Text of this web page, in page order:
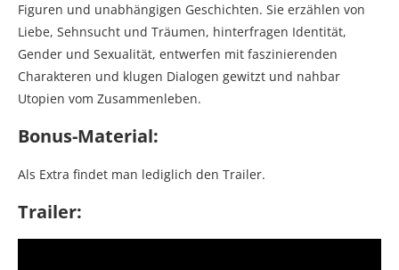
Figuren und unabhängigen Geschichten. Sie erzählen von
Liebe, Sehnsucht und Träumen, hinterfragen Identität,
Gender und Sexualität, entwerfen mit faszinierenden
Charakteren und klugen Dialogen gewitzt und nahbar
Utopien vom Zusammenleben.
Bonus-Material:
Als Extra findet man lediglich den Trailer.
Trailer: